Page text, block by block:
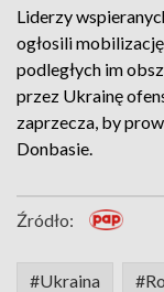
Liderzy
ogłosili
podległych im
przez Ukrainę
zaprzecza, by
Donbasie.
Źródło:
#Ukraina